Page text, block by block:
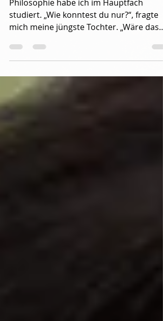
Dr. Harald Wiesendanger
26. Nov. 2015
Wozu philosophieren?
mich meine jüngste Tochter. „Wäre das
auch etwas für mich?“...